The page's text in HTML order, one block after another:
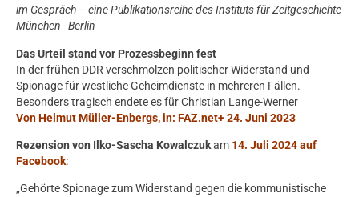
im Gespräch – eine Publikationsreihe des Instituts für Zeitgeschichte
München–Berlin
Das Urteil stand vor Prozessbeginn fest
In der frühen DDR verschmolzen politischer Widerstand und
Spionage für westliche Geheimdienste in mehreren Fällen.
Besonders tragisch endete es für Christian Lange-Werner
Von Helmut Müller-Enbergs, in: FAZ.net+ 24. Juni 2023
Rezension von Ilko-Sascha Kowalczukam 14. Juli 2024 auf
Facebook:
„Gehörte Spionage zum Widerstand gegen die kommunistische